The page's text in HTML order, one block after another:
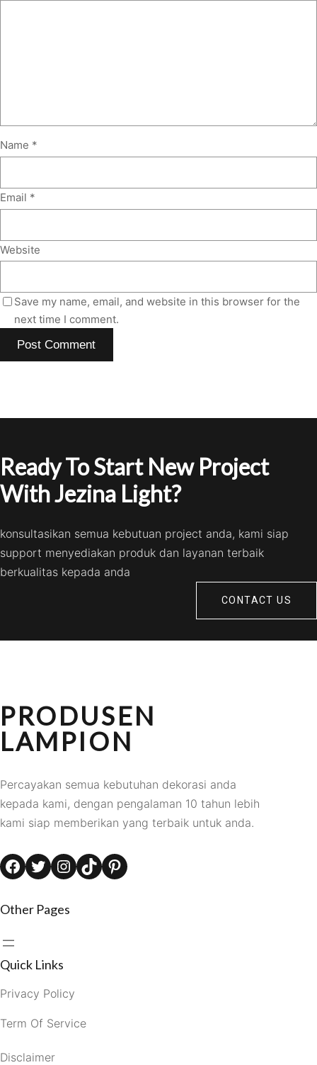
Name *
Email *
Website
Save my name, email, and website in this browser for the
next time I comment.
Ready To Start New Project
With Jezina Light?
konsultasikan semua kebutuan project anda, kami siap
support menyediakan produk dan layanan terbaik
berkualitas kepada anda
CONTACT US
PRODUSEN
LAMPION
Percayakan semua kebutuhan dekorasi anda
kepada kami, dengan pengalaman 10 tahun lebih
kami siap memberikan yang terbaik untuk anda.
Facebook Twitter Instagram TikTok Pinterest
Other Pages
Quick Links
Privacy Policy
Term Of Service
Disclaimer